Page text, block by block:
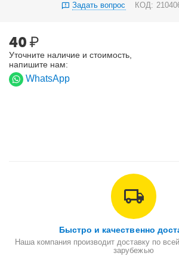
Задать вопрос КОД:
40₽
Уточните наличие и стоимость,
напишите нам:
WhatsApp
Быстро и качественно
Наша компания производит доставку по
зарубежью